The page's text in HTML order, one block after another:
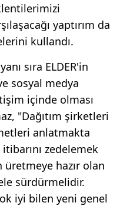
yaptırım da
kullandı.
sıra ELDER'in
sosyal medya
içinde olması
"Dağıtım şirketleri
anlatmakta
zedelemek
hazır olan
sürdürmelidir.
iyi bilen yeni genel